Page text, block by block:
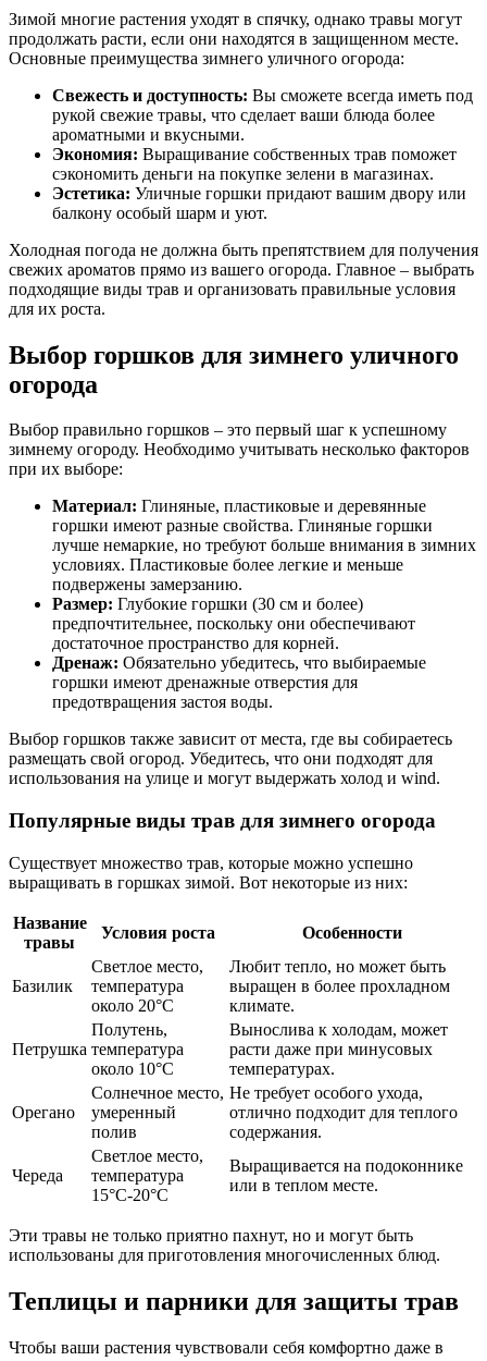
Зимой многие растения уходят в спячку, однако травы могут
продолжать расти, если они находятся в защищенном месте.
Основные преимущества зимнего уличного огорода:
Свежесть и доступность: Вы сможете всегда иметь под
рукой свежие травы, что сделает ваши блюда более
ароматными и вкусными.
Экономия: Выращивание собственных трав поможет
сэкономить деньги на покупке зелени в магазинах.
Эстетика: Уличные горшки придают вашим двору или
балкону особый шарм и уют.
Холодная погода не должна быть препятствием для получения
свежих ароматов прямо из вашего огорода. Главное – выбрать
подходящие виды трав и организовать правильные условия
для их роста.
Выбор горшков для зимнего уличного
огорода
Выбор правильно горшков – это первый шаг к успешному
зимнему огороду. Необходимо учитывать несколько факторов
при их выборе:
Материал: Глиняные, пластиковые и деревянные
горшки имеют разные свойства. Глиняные горшки
лучше немаркие, но требуют больше внимания в зимних
условиях. Пластиковые более легкие и меньше
подвержены замерзанию.
Размер: Глубокие горшки (30 см и более)
предпочтительнее, поскольку они обеспечивают
достаточное пространство для корней.
Дренаж: Обязательно убедитесь, что выбираемые
горшки имеют дренажные отверстия для
предотвращения застоя воды.
Выбор горшков также зависит от места, где вы собираетесь
размещать свой огород. Убедитесь, что они подходят для
использования на улице и могут выдержать холод и wind.
Популярные виды трав для зимнего огорода
Существует множество трав, которые можно успешно
выращивать в горшках зимой. Вот некоторые из них:
Название
травы
Условия роста Особенности
Базилик
Светлое место,
температура
около 20°C
Любит тепло, но может быть
выращен в более прохладном
климате.
Петрушка
Полутень,
температура
около 10°C
Вынослива к холодам, может
расти даже при минусовых
температурах.
Орегано
Солнечное место,
умеренный
полив
Не требует особого ухода,
отлично подходит для теплого
содержания.
Череда
Светлое место,
температура
15°C-20°C
Выращивается на подоконнике
или в теплом месте.
Эти травы не только приятно пахнут, но и могут быть
использованы для приготовления многочисленных блюд.
Теплицы и парники для защиты трав
Чтобы ваши растения чувствовали себя комфортно даже в